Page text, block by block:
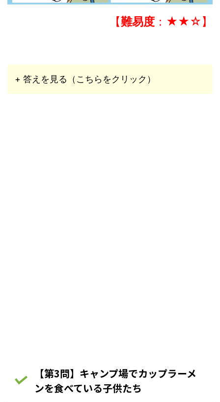
【難易度 ：★★☆】
+ 答えを見る（こちらをクリック）
【第3問】キャンプ場でカップラーメ
ンを食べている子供たち